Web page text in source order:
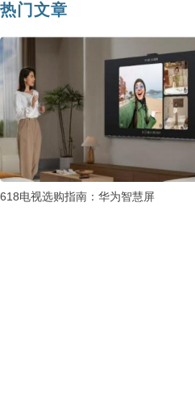
热门文章
618电视选购指南：华为智慧屏